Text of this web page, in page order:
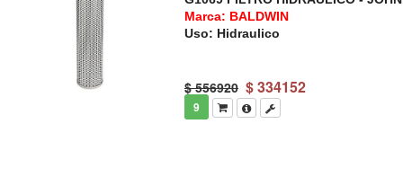
Marca: BALDWIN
Uso: Hidraulico
$ 556920 $334152
9